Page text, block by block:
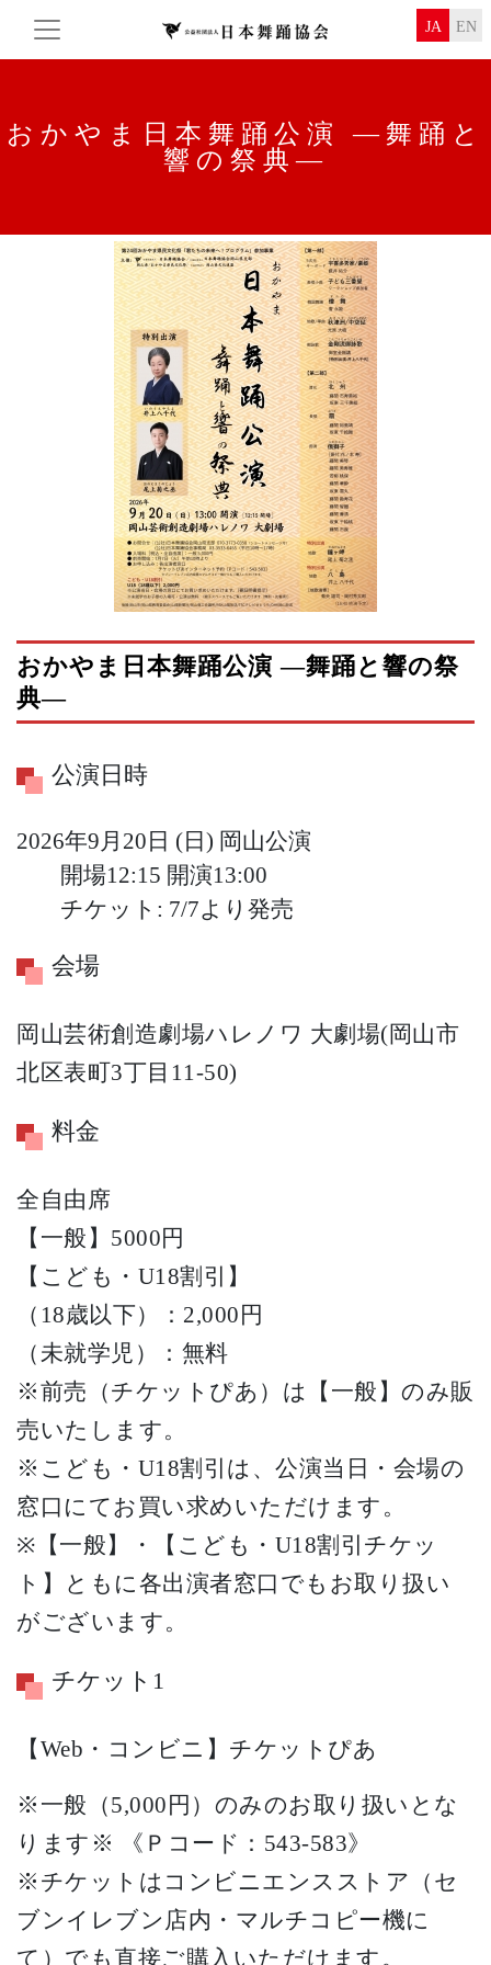
JA EN
おかやま日本舞踊公演 ―舞踊と
響の祭典―
おかやま日本舞踊公演 ―舞踊と響の祭
典―
公演日時
2026年9月20日 (日) 岡山公演
開場12:15 開演13:00
チケット: 7/7より発売
会場
岡山芸術創造劇場ハレノワ 大劇場(岡山市
北区表町3丁目11-50)
料金
全自由席
【一般】5000円
【こども・U18割引】
（18歳以下）：2,000円
（未就学児）：無料
※前売（チケットぴあ）は【一般】のみ販
売いたします。
※こども・U18割引は、公演当日・会場の
窓口にてお買い求めいただけます。
※【一般】・【こども・U18割引チケッ
ト】ともに各出演者窓口でもお取り扱い
がございます。
チケット1
【Web・コンビニ】チケットぴあ
※一般（5,000円）のみのお取り扱いとな
ります※ 《Ｐコード：543-583》
※チケットはコンビニエンスストア（セ
ブンイレブン店内・マルチコピー機に
て）でも直接ご購入いただけます。